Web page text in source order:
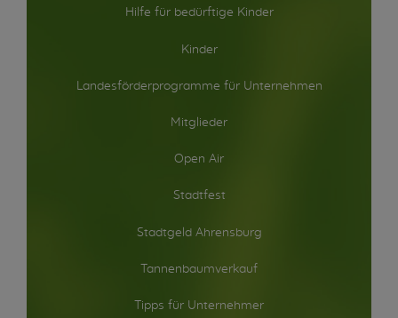
Hilfe für bedürftige Kinder
Kinder
Landesförderprogramme für Unternehmen
Mitglieder
Open Air
Stadtfest
Stadtgeld Ahrensburg
Tannenbaumverkauf
Tipps für Unternehmer